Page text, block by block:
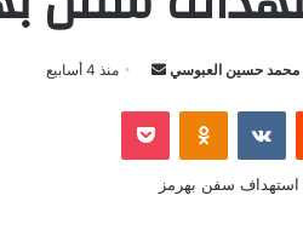
محمد حسين العبوسي
أرسل
إلكترونيا
منذ 4 أسابيع
Odnoklassniki
‫Pocket